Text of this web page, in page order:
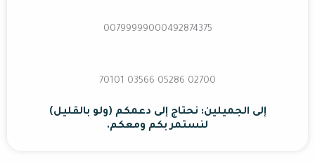
00799999000492874375
02700 70101 03566 05286
إلى الجميلين: نحتاج إلى دعمكم (ولو بالقليل)
لنستمر بكم ومعكم.